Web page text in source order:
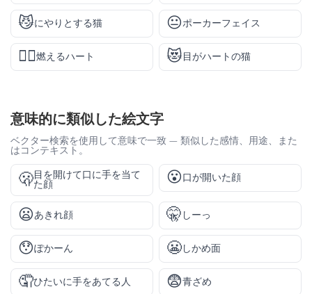
😼にやりとする猫 😐ポーカーフェイス
❤️‍🔥燃えるハート 😻目がハートの猫
意味的に類似した絵文字
ベクター検索を使用して意味で一致 — 類似した感情、用途、また
はコンテキスト。
🫢目を開けて口に手を当て
た顔
😮口が開いた顔
😦あきれ顔 🤫 しーっ
😯ぽかーん 😬しかめ面
🤦ひたいに手をあてる人 😨青ざめ